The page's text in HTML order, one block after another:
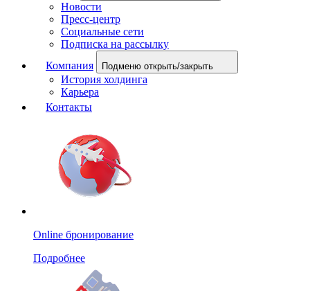
Новости
Пресс-центр
Социальные сети
Подписка на рассылку
Компания
Подменю открыть/закрыть
История холдинга
Карьера
Контакты
Online бронирование
Подробнее